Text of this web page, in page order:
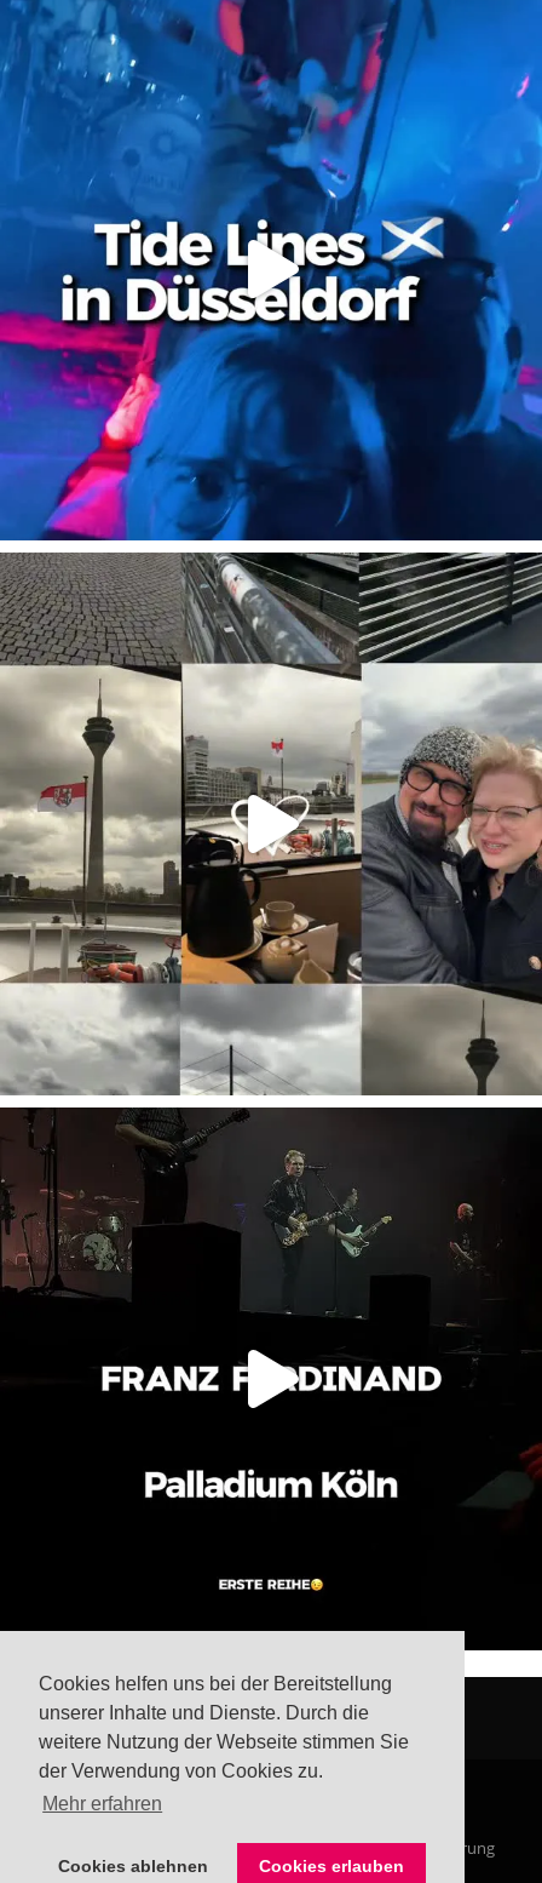
Cookies helfen uns bei der Bereitstellung
unserer Inhalte und Dienste. Durch die
weitere Nutzung der Webseite stimmen Sie
der Verwendung von Cookies zu.
Mehr erfahren
Cookies ablehnen Cookies erlauben
Impressum Datenschutzerklärung